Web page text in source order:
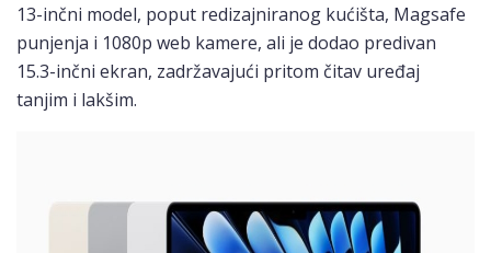
13-inčni model, poput redizajniranog kućišta, Magsafe
punjenja i 1080p web kamere, ali je dodao predivan
15.3-inčni ekran, zadržavajući pritom čitav uređaj
tanjim i lakšim.